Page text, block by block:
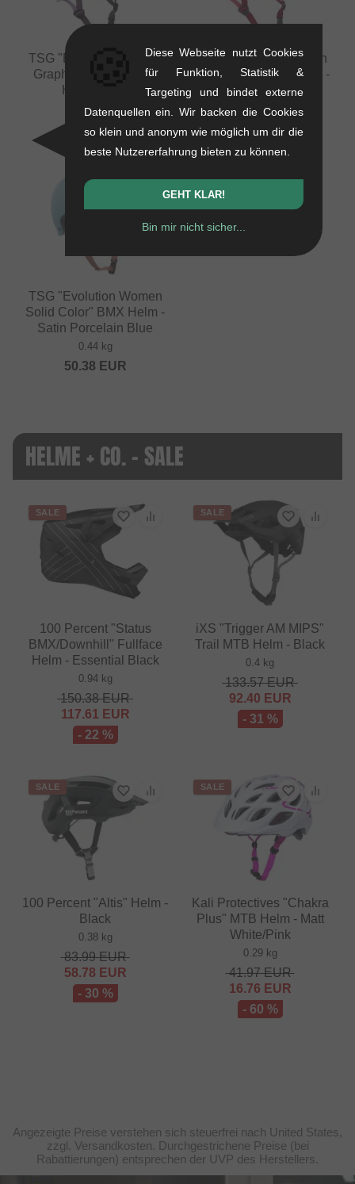
TSG "Evolution Women
Graphic Design" BMX
Helm - Hula
0.44 kg
62.98 EUR
TSG "Evolution Women
Solid Color" BMX Helm -
Satin Sakura
0.44 kg
50.38EUR
TSG "Evolution Women
Solid Color" BMX Helm -
Satin Porcelain Blue
0.44 kg
50.38 EUR
HELME + CO. - SALE
SALE
100 Percent "Status
BMX/Downhill" Fullface
Helm - Essential Black
0.94 kg
150.38EUR
117.61 EUR
- 22 %
SALE
iXS "Trigger AM MIPS"
Trail MTB Helm - Black
0.4 kg
133.57EUR
92.40 EUR
- 31 %
SALE
100 Percent "Altis" Helm -
Black
0.38 kg
83.99EUR
58.78 EUR
- 30 %
SALE
Kali Protectives "Chakra
Plus" MTB Helm - Matt
White/Pink
0.29 kg
41.97EUR
16.76 EUR
- 60 %
Angezeigte Preise verstehen sich steuerfrei nach United States,
zzgl. Versandkosten. Durchgestrichene Preise (bei
Rabattierungen) entsprechen der UVP des Herstellers.
Diese Webseite nutzt Cookies
für Funktion, Statistik &
Targeting und bindet externe
Datenquellen ein. Wir backen die Cookies
so klein und anonym wie möglich um dir die
beste Nutzererfahrung bieten zu können.
GEHT KLAR!
Bin mir nicht sicher...